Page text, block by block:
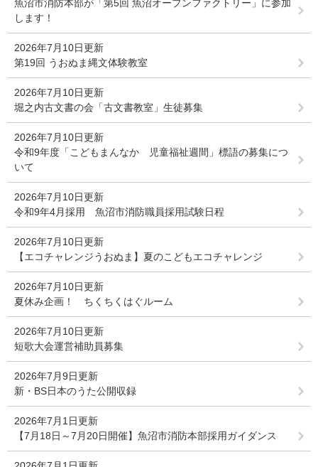
魚沼市消防本部が「第5回 魚沼オープンファクトリー」に参加
します！
2026年7月10日更新
第19回 うおぬま縄文体験教室
2026年7月10日更新
堀之内古文書の会「古文書教室」生徒募集
2026年7月10日更新
令和9年度「こどもまんなか 児童福祉週間」標語の募集につ
いて
2026年7月10日更新
令和9年4月採用 魚沼市消防職員採用試験日程
2026年7月10日更新
【エコチャレンジうおぬま】夏のこどもエコチャレンジ
2026年7月10日更新
夏休み企画！ ちくちくはぐルーム
2026年7月10日更新
短歌大会運営補助員募集
2026年7月9日更新
新・BS日本のうた公開収録
2026年7月1日更新
【7月18日～7月20日開催】魚沼市消防本部採用ガイダンス